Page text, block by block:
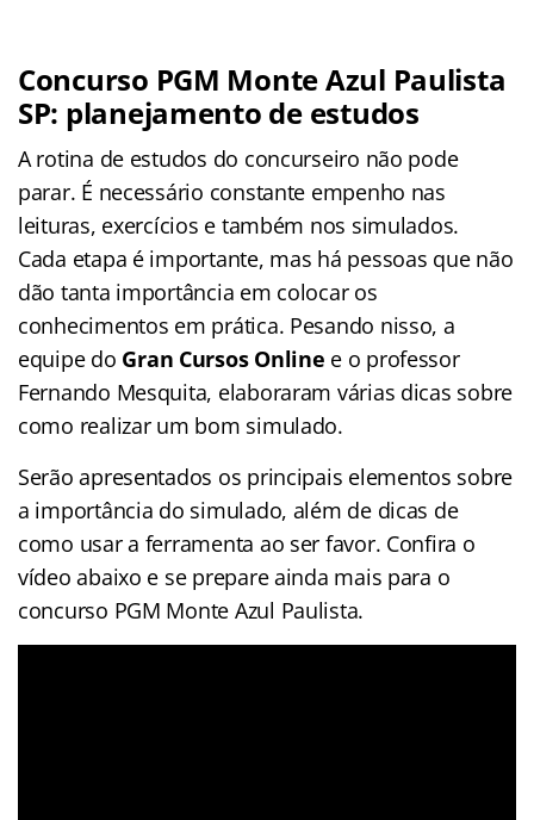
Concurso PGM Monte Azul Paulista
SP: planejamento de estudos
A rotina de estudos do concurseiro não pode
parar. É necessário constante empenho nas
leituras, exercícios e também nos simulados.
Cada etapa é importante, mas há pessoas que não
dão tanta importância em colocar os
conhecimentos em prática. Pesando nisso, a
equipe do Gran Cursos Online e o professor
Fernando Mesquita, elaboraram várias dicas sobre
como realizar um bom simulado.
Serão apresentados os principais elementos sobre
a importância do simulado, além de dicas de
como usar a ferramenta ao ser favor. Confira o
vídeo abaixo e se prepare ainda mais para o
concurso PGM Monte Azul Paulista.